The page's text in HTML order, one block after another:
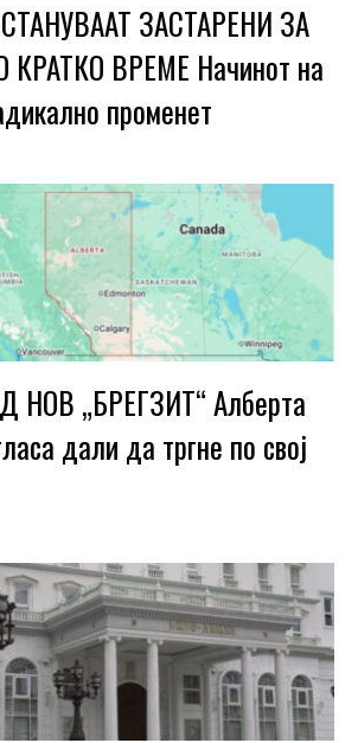
ЗАСТАРЕНИ ЗА
КРАТКО ВРЕМЕ Начинот на
променет
НОВ „БРЕГЗИТ“ Алберта
дали да тргне по свој